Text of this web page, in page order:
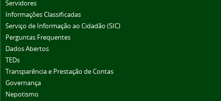
Servidores
Informações Classificadas
Serviço de Informação ao Cidadão (SIC)
Perguntas Frequentes
Dados Abertos
TEDs
Transparência e Prestação de Contas
Governança
Nepotismo